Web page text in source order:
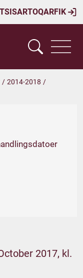
/ 2014-2018 /
2017, kl.